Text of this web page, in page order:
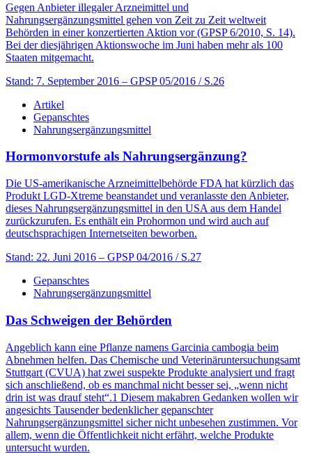
Gegen Anbieter illegaler Arzneimittel und
Nahrungsergänzungsmittel gehen von Zeit zu Zeit weltweit
Behörden in einer konzertierten Aktion vor (GPSP 6/2010, S. 14).
Bei der diesjährigen Aktionswoche im Juni haben mehr als 100
Staaten mitgemacht.
Stand: 7. September 2016 – GPSP 05/2016 / S.26
Artikel
Gepanschtes
Nahrungsergänzungsmittel
Hormonvorstufe als Nahrungsergänzung?
Die US-amerikanische Arzneimittelbehörde FDA hat kürzlich das
Produkt LGD-Xtreme beanstandet und veranlasste den Anbieter,
dieses Nahrungsergänzungsmittel in den USA aus dem Handel
zurückzurufen. Es enthält ein Prohormon und wird auch auf
deutschsprachigen Internetseiten beworben.
Stand: 22. Juni 2016 – GPSP 04/2016 / S.27
Gepanschtes
Nahrungsergänzungsmittel
Das Schweigen der Behörden
Angeblich kann eine Pflanze namens Garcinia cambogia beim
Abnehmen helfen. Das Chemische und Veterinäruntersuchungsamt
Stuttgart (CVUA) hat zwei suspekte Produkte analysiert und fragt
sich anschließend, ob es manchmal nicht besser sei, „wenn nicht
drin ist was drauf steht“.1 Diesem makabren Gedanken wollen wir
angesichts Tausender bedenklicher gepanschter
Nahrungsergänzungsmittel sicher nicht unbesehen zustimmen. Vor
allem, wenn die Öffentlichkeit nicht erfährt, welche Produkte
untersucht wurden.